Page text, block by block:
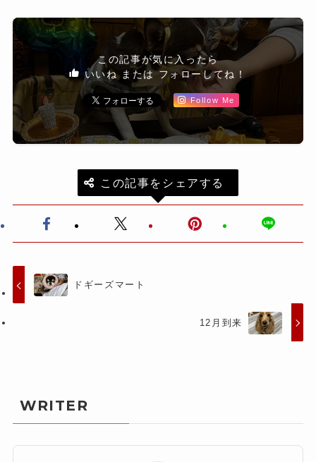
この記事が気に入ったら
いいね または フォローしてね！
Follow Me
この記事をシェアする
ドギーズマート
12月到来
WRITER